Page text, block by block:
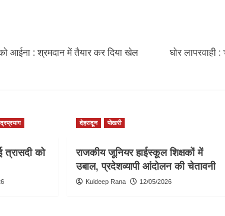
को आईना : श्रमदान में तैयार कर दिया खेल
घोर लापरवाही
त्रासदी को
देहरादून पोखरी
राजकीय जूनियर हाईस्कूल शिक्षकों में
उबाल, प्रदेशव्यापी आंदोलन की चेतावनी
Kuldeep Rana 12/05/2026